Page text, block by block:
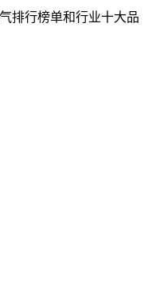
排行榜单和行业十大品